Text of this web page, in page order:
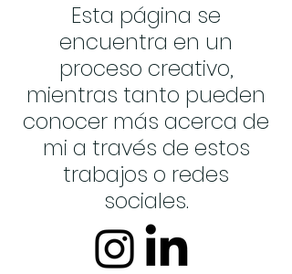
Esta página se
encuentra en un
proceso creativo,
mientras tanto pueden
conocer más acerca de
mi a través de estos
trabajos o redes
sociales.